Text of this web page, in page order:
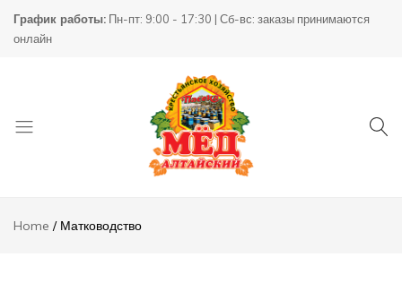
График работы: Пн-пт: 9:00 - 17:30 | Сб-вс: заказы принимаются
онлайн
Home
Матководство